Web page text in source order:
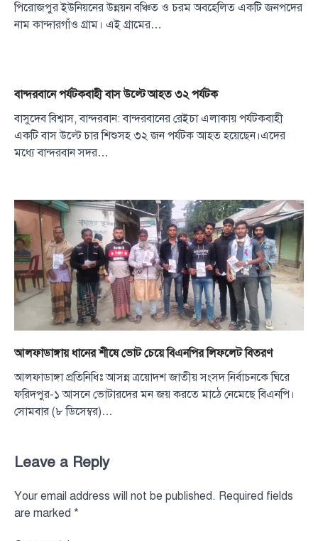
পিরোজপুর ইউনিয়নের উন্নয়ন বঞ্চিত ও চরম অবহেলিত একটি জনপদের
নাম কান্দারগাঁও গ্রাম। এই গ্রামের…
বান্দরবানে পর্যটকবাহী বাস উল্টে আহত ৩২ পর্যটক
বাসুদেব বিশ্বাস, বান্দরবান: বান্দরবানের রেইচা এলাকায় পর্যটকবাহী
একটি বাস উল্টে চার শিশুসহ ৩২ জন পর্যটক আহত হয়েছেন।এদের
মধ্যে বান্দরবান সদর…
আলফাডাঙ্গায় ধানের শীষে ভোট চেয়ে বিএনপির লিফলেট বিতরণ
আলফাডাঙ্গা প্রতিনিধিঃ আসন্ন ত্রয়োদশ জাতীয় সংসদ নির্বাচনকে ঘিরে
ফরিদপুর-১ আসনে ভোটারদের মন জয় করতে মাঠে নেমেছে বিএনপি।
সোমবার (৮ ডিসেম্বর)…
Leave a Reply
Your email address will not be published. Required fields
are marked *